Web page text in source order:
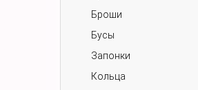
Броши
Бусы
Запонки
Кольца